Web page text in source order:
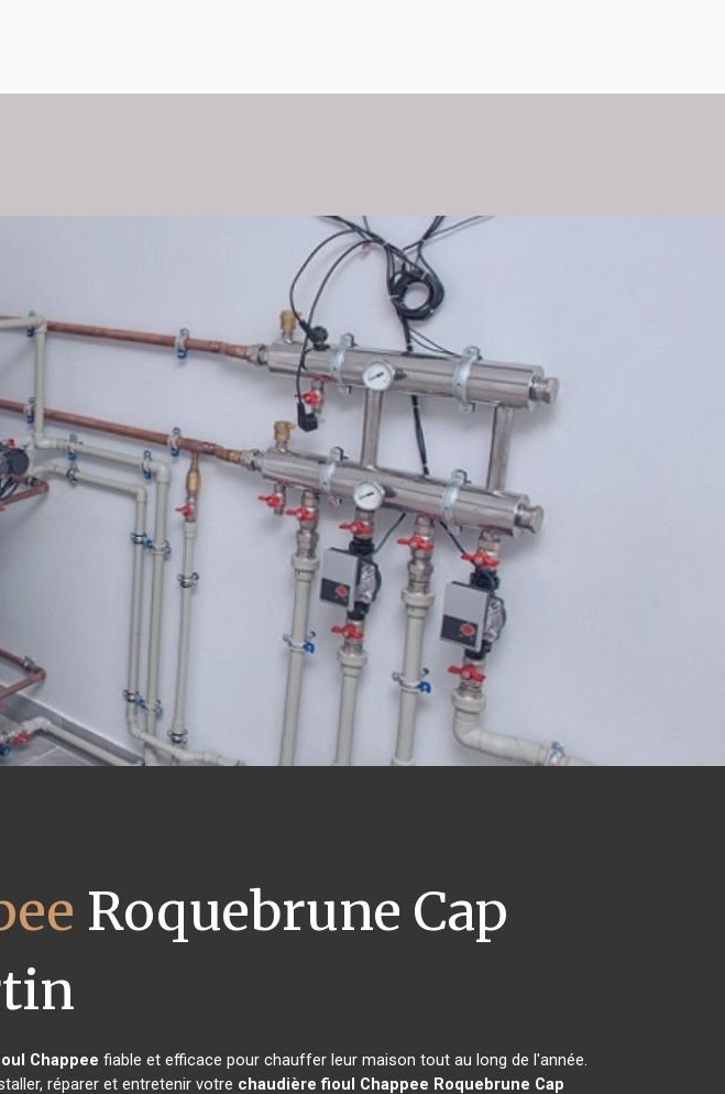
Roquebrune Cap
Chappee fiable et efficace pour chauffer leur maison tout au long de l'année.
réparer et entretenir votre chaudière fioul Chappee Roquebrune Cap